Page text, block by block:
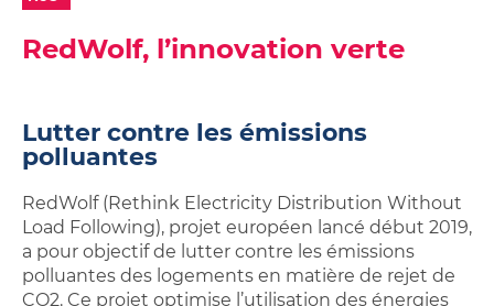
étudiants
place
de
à
louer
location
votre
de
parking
RedWolf, l’innovation verte
Lutter contre les émissions
polluantes
RedWolf (Rethink Electricity Distribution Without
Load Following), projet européen lancé début 2019,
a pour objectif de lutter contre les émissions
polluantes des logements en matière de rejet de
CO2. Ce projet optimise l’utilisation des énergies